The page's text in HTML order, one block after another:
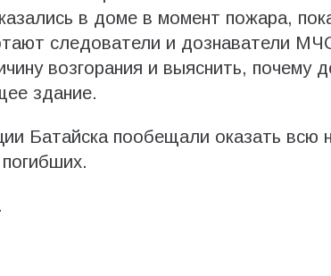
в доме в момент пожара,
следователи и дознаватели
возгорания и выяснить, почему
здание.
Батайска пообещали оказать всю